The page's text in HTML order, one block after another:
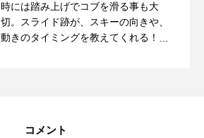
時には踏み上げでコブを滑る事も大
切。スライド跡が、スキーの向きや、
動きのタイミングを教えてくれる！
コメント